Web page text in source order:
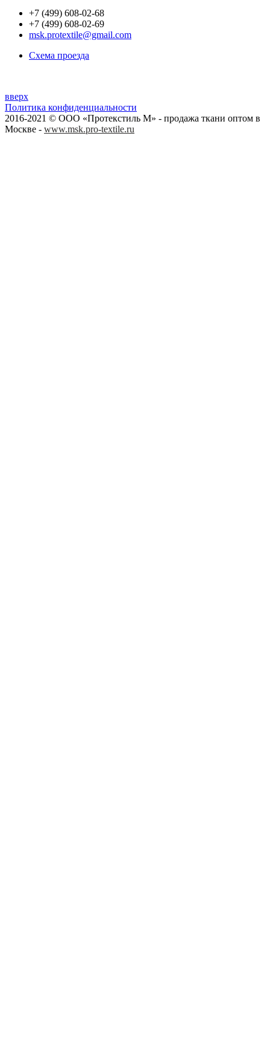
+7 (499) 608-02-68
+7 (499) 608-02-69
msk.protextile@gmail.com
Схема проезда
вверх
Политика конфиденциальности
2016-2021 © ООО «Протекстиль М» - продажа ткани оптом в
Москве - www.msk.pro-textile.ru